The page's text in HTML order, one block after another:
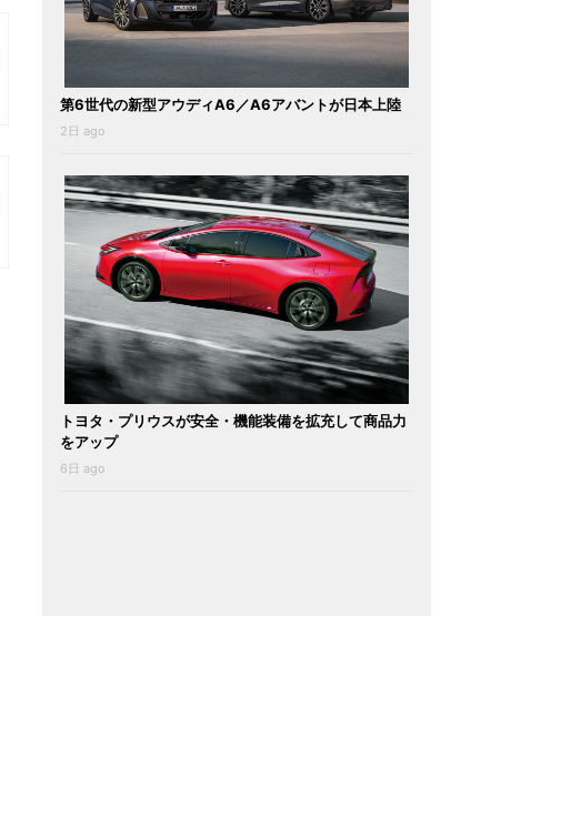
第6世代の新型アウディA6／A6アバントが日本上陸
2日 ago
トヨタ・プリウスが安全・機能装備を拡充して商品力
をアップ
6日 ago